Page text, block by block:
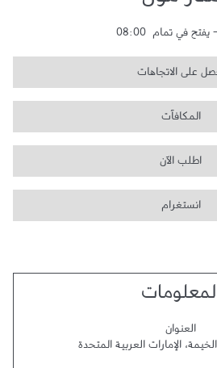
يفتح في تمام 08:00
على الاتجاهات
المكافآت
اطلب الآن
انستغرام
العنوان
،الإمارات العربية المتحدة